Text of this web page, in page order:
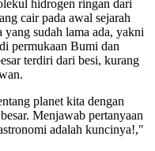
hidrogen ringan dari
cair pada awal sejarah
sudah lama ada, yakni
permukaan Bumi dan
terdiri dari besi, kurang
planet kita dengan
Menjawab pertanyaan
adalah kuncinya!,"